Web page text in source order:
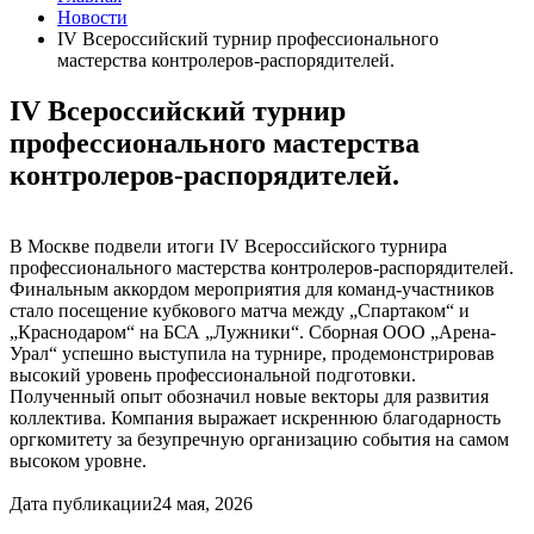
Новости
IV Всероссийский турнир профессионального
мастерства контролеров-распорядителей.
IV Всероссийский турнир
профессионального мастерства
контролеров-распорядителей.
В Москве подвели итоги IV Всероссийского турнира
профессионального мастерства контролеров-распорядителей.
Финальным аккордом мероприятия для команд-участников
стало посещение кубкового матча между „Спартаком“ и
„Краснодаром“ на БСА „Лужники“. Сборная ООО „Арена-
Урал“ успешно выступила на турнире, продемонстрировав
высокий уровень профессиональной подготовки.
Полученный опыт обозначил новые векторы для развития
коллектива. Компания выражает искреннюю благодарность
оргкомитету за безупречную организацию события на самом
высоком уровне.
Дата публикации24 мая, 2026